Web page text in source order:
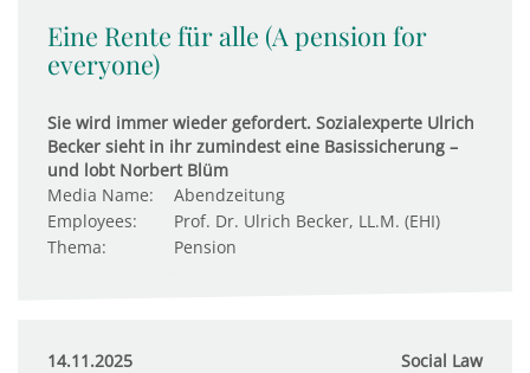
Eine Rente für alle (A pension for
everyone)
Sie wird immer wieder gefordert. Sozialexperte Ulrich
Becker sieht in ihr zumindest eine Basissicherung –
und lobt Norbert Blüm
Media Name:
Abendzeitung
Employees:
Prof. Dr. Ulrich Becker, LL.M. (EHI)
Thema:
Pension
14.11.2025 Social Law